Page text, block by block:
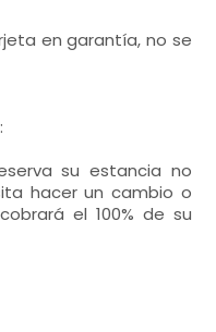
en garantía, no se
su estancia no
hacer un cambio o
el 100% de su